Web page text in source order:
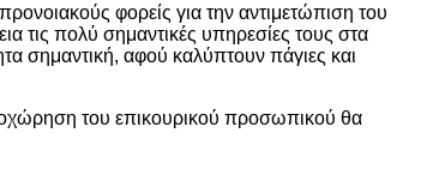
φορείς για την αντιμετώπιση του
τις πολύ σημαντικές υπηρεσίες τους στα
σημαντική, αφού καλύπτουν πάγιες και
του επικουρικού προσωπικού θα